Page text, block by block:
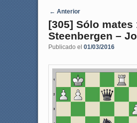
Navegaci�n de entradas
← Anterior
[305] Sólo mates
Steenbergen –
Publicado el 01/03/2016